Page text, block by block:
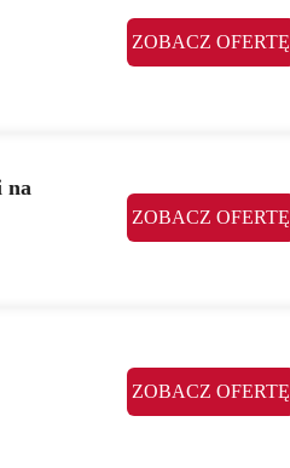
ZOBACZ OFERTĘ
na
ZOBACZ OFERTĘ
ZOBACZ OFERTĘ